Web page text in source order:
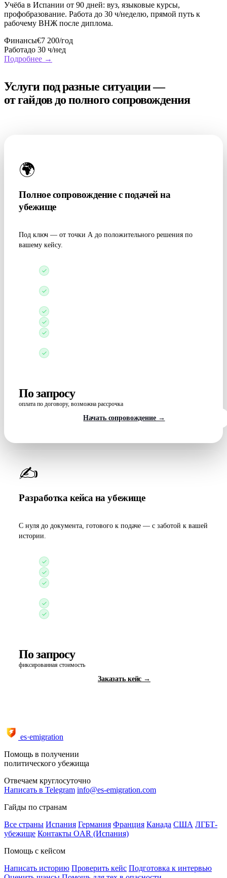
Учёба в Испании от 90 дней: вуз, языковые курсы,
профобразование. Работа до 30 ч/неделю, прямой путь к
рабочему ВНЖ после диплома.
Финансы€7 200/год
Работадо 30 ч/нед
Подробнее →
Услуги под разные ситуации —
от гайдов до полного сопровождения
🌍
Полное сопровождение с подачей на
убежище
Под ключ — от точки А до положительного решения по
вашему кейсу.
По запросу
оплата по договору, возможна рассрочка
Начать сопровождение →
✍️
Разработка кейса на убежище
С нуля до документа, готового к подаче — с заботой к вашей
истории.
По запросу
фиксированная стоимость
Заказать кейс →
es·emigration
Помощь в получении
политического убежища
Отвечаем круглосуточно
Написать в Telegram info@es-emigration.com
Гайды по странам
Все страны Испания Германия Франция Канада США ЛГБТ-
убежище Контакты OAR (Испания)
Помощь с кейсом
Написать историю Проверить кейс Подготовка к интервью